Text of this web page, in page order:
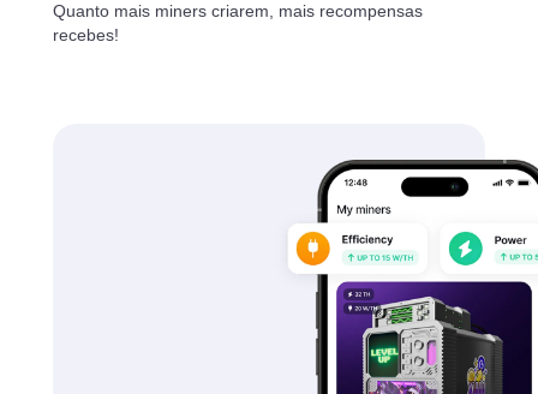
Quanto mais miners criarem, mais recompensas
recebes!